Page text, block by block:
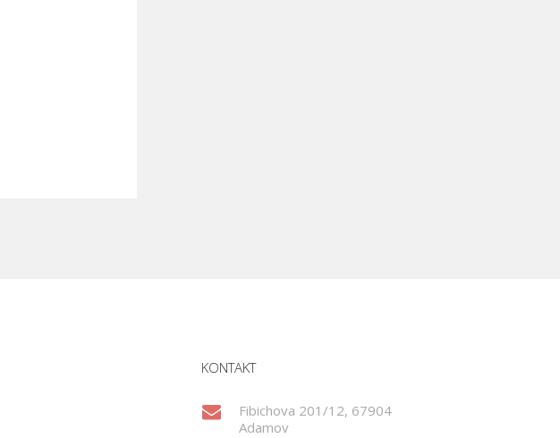
KONTAKT
Fibichova 201/12, 67904
Adamov